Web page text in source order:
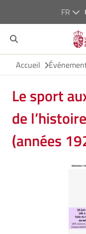
FR
Accueil
Le sport
de
(années